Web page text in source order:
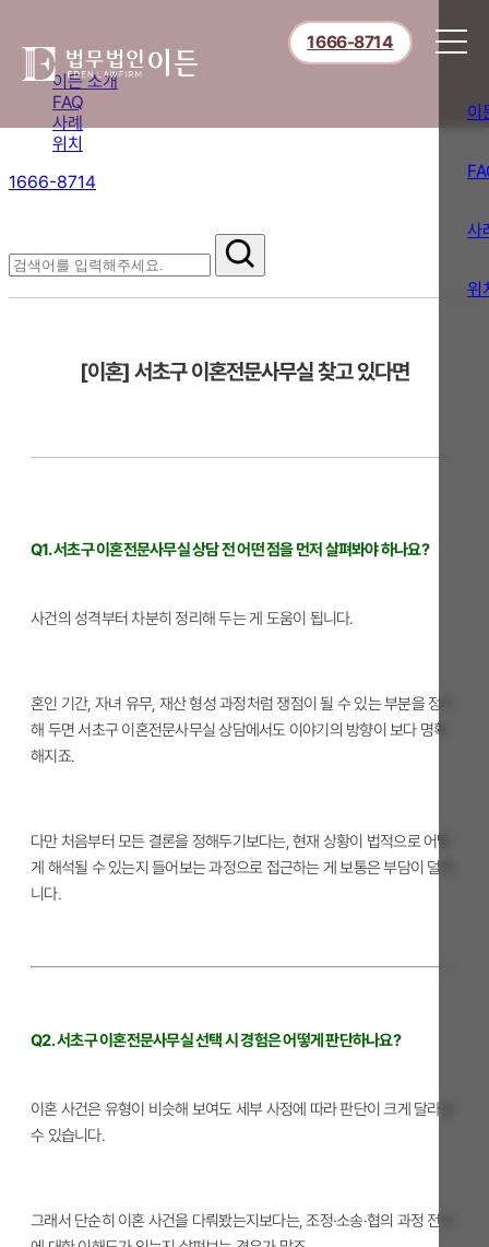
이든 소개
FAQ
사례
위치
1666-8714
1666-8714
이
사
위
[이혼] 서초구 이혼전문사무실 찾고 있다면
Q1. 서초구 이혼전문사무실 상담 전 어떤 점을 먼저 살펴봐야 하나요?
사건의 성격부터 차분히 정리해 두는 게 도움이 됩니다.
혼인 기간, 자녀 유무, 재산 형성 과정처럼 쟁점이 될 수 있는 부분을 정리
해 두면 서초구 이혼전문사무실 상담에서도 이야기의 방향이 보다 명확
해지죠.
다만 처음부터 모든 결론을 정해두기보다는, 현재 상황이 법적으로 어떻
게 해석될 수 있는지 들어보는 과정으로 접근하는 게 보통은 부담이 덜합
니다.
Q2. 서초구 이혼전문사무실 선택 시 경험은 어떻게 판단하나요?
이혼 사건은 유형이 비슷해 보여도 세부 사정에 따라 판단이 크게 달라질
수 있습니다.
그래서 단순히 이혼 사건을 다뤄봤는지보다는, 조정·소송·협의 과정 전반